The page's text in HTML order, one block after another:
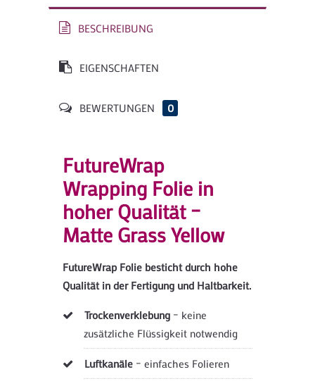
BESCHREIBUNG
EIGENSCHAFTEN
BEWERTUNGEN 0
FutureWrap
Wrapping Folie in
hoher Qualität –
Matte Grass Yellow
FutureWrap Folie besticht durch hohe
Qualität in der Fertigung und Haltbarkeit.
Trockenverklebung – keine
zusätzliche Flüssigkeit notwendig
Luftkanäle – einfaches Folieren